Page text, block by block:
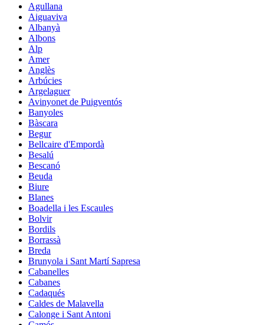
Agullana
Aiguaviva
Albanyà
Albons
Alp
Amer
Anglès
Arbúcies
Argelaguer
Avinyonet de Puigventós
Banyoles
Bàscara
Begur
Bellcaire d'Empordà
Besalú
Bescanó
Beuda
Biure
Blanes
Boadella i les Escaules
Bolvir
Bordils
Borrassà
Breda
Brunyola i Sant Martí Sapresa
Cabanelles
Cabanes
Cadaqués
Caldes de Malavella
Calonge i Sant Antoni